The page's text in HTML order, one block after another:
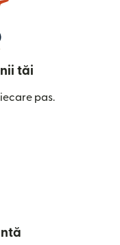
tăi
pas.